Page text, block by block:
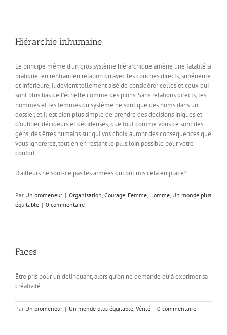
Hiérarchie inhumaine
Le principe même d’un gros système hiérarchique amène une fatalité si
pratique: en rentrant en relation qu’avec les couches directs, supérieure
et inférieure, il devient tellement aisé de considérer celles et ceux qui
sont plus bas de l’échelle comme des pions. Sans relations directs, les
hommes et les femmes du système ne sont que des noms dans un
dossier, et il est bien plus simple de prendre des décisions iniques et
d’oublier, décideurs et décideuses, que tout comme vous ce sont des
gens, des êtres humains sur qui vos choix auront des conséquences que
vous ignorerez, tout en en restant le plus loin possible pour votre
confort.
D’ailleurs ne sont-ce pas les armées qui ont mis cela en place?
Par Un promeneur | Organisation, Courage, Femme, Homme, Un monde plus
équitable | 0 commentaire
Faces
Être pris pour un délinquant, alors qu’on ne demande qu’à exprimer sa
créativité.
Par Un promeneur | Un monde plus équitable, Vérité | 0 commentaire